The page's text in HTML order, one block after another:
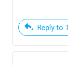
Reply to